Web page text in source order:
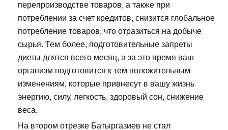
перепроизводстве товаров, а также при
потреблении за счет кредитов, снизится глобальное
потребление товаров, что отразиться на добыче
сырья. Тем более, подготовительные запреты
диеты длятся всего месяц, а за это время ваш
организм подготовится к тем положительным
изменениям, которые привнесут в вашу жизнь
энергию, силу, легкость, здоровый сон, снижение
веса.
На втором отрезке Батыргазиев не стал